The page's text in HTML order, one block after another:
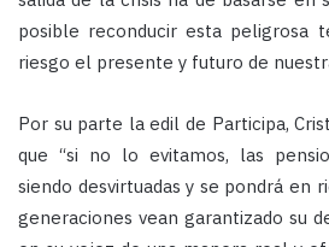
posible reconducir esta peligrosa
riesgo el presente y futuro de
Por su parte la edil de Participa,
que “si no lo evitamos, las
siendo desvirtuadas y se pondrá en
generaciones vean garantizado su